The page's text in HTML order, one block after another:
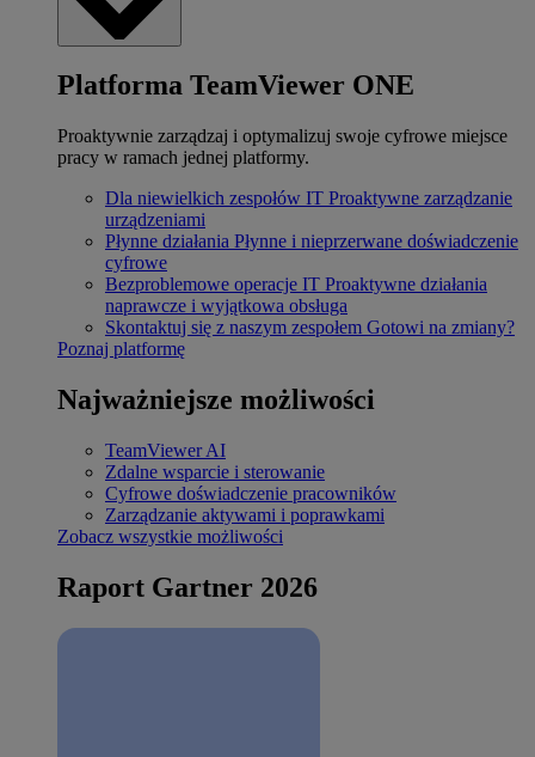
Platforma TeamViewer ONE
Proaktywnie zarządzaj i optymalizuj swoje cyfrowe miejsce
pracy w ramach jednej platformy.
Dla niewielkich zespołów IT Proaktywne zarządzanie
urządzeniami
Płynne działania Płynne i nieprzerwane doświadczenie
cyfrowe
Bezproblemowe operacje IT Proaktywne działania
naprawcze i wyjątkowa obsługa
Skontaktuj się z naszym zespołem Gotowi na zmiany?
Poznaj platformę
Najważniejsze możliwości
TeamViewer AI
Zdalne wsparcie i sterowanie
Cyfrowe doświadczenie pracowników
Zarządzanie aktywami i poprawkami
Zobacz wszystkie możliwości
Raport Gartner 2026